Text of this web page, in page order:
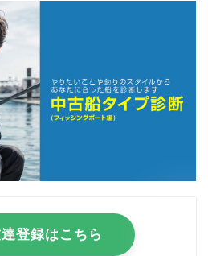
登録はこちら